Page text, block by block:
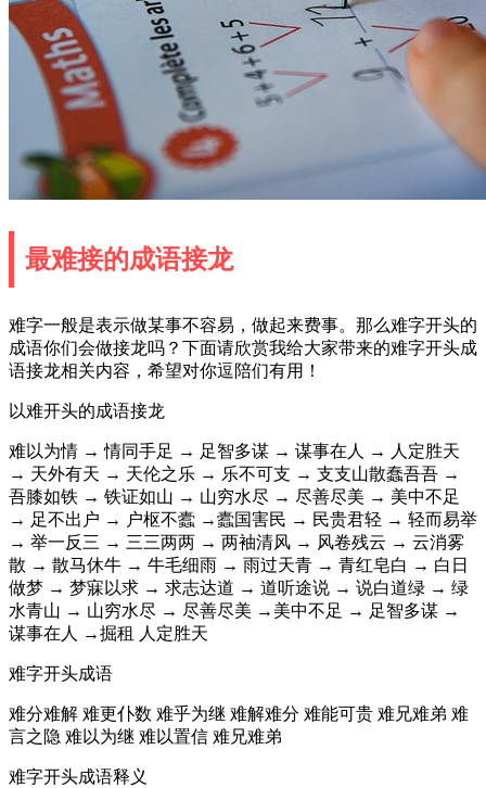
最难接的成语接龙
难字一般是表示做某事不容易，做起来费事。那么难字开头的
成语你们会做接龙吗？下面请欣赏我给大家带来的难字开头成
语接龙相关内容，希望对你逗陪们有用！
以难开头的成语接龙
难以为情 → 情同手足 → 足智多谋 → 谋事在人 → 人定胜天
→ 天外有天 → 天伦之乐 → 乐不可支 → 支支山散蠢吾吾 →
吾膝如铁 → 铁证如山 → 山穷水尽 → 尽善尽美 → 美中不足
→ 足不出户 → 户枢不蠹 →蠹国害民 → 民贵君轻 → 轻而易举
→ 举一反三 → 三三两两 → 两袖清风 → 风卷残云 → 云消雾
散 → 散马休牛 → 牛毛细雨 → 雨过天青 → 青红皂白 → 白日
做梦 → 梦寐以求 → 求志达道 → 道听途说 → 说白道绿 → 绿
水青山 → 山穷水尽 → 尽善尽美 →美中不足 → 足智多谋 →
谋事在人 →掘租 人定胜天
难字开头成语
难分难解 难更仆数 难乎为继 难解难分 难能可贵 难兄难弟 难
言之隐 难以为继 难以置信 难兄难弟
难字开头成语释义